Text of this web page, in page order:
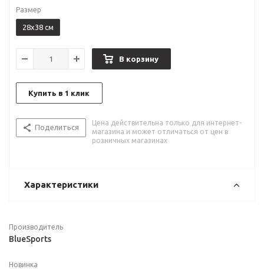
Размер
28х38 см
В корзину
Купить в 1 клик
Поделиться
Цена действительна только для интернет-
магазина и может отличаться от цен в
розничных магазинах
Характеристики
Производитель
BlueSports
Новинка